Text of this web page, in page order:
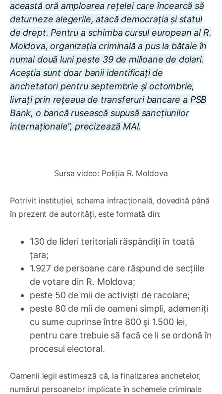
această oră amploarea rețelei care încearcă să
deturneze alegerile, atacă democrația și statul
de drept. Pentru a schimba cursul european al R.
Moldova, organizația criminală a pus la bătaie în
numai două luni peste 39 de milioane de dolari.
Aceștia sunt doar banii identificați de
anchetatori pentru septembrie și octombrie,
livrați prin rețeaua de transferuri bancare a PSB
Bank, o bancă rusească supusă sancțiunilor
internaționale”, precizează MAI.
Sursa video: Poliția R. Moldova
Potrivit instituției, schema infracțională, dovedită până
în prezent de autorități, este formată din:
130 de lideri teritoriali răspândiți în toată
țara;
1.927 de persoane care răspund de secțiile
de votare din R. Moldova;
peste 50 de mii de activiști de racolare;
peste 80 de mii de oameni simpli, ademeniți
cu sume cuprinse între 800 și 1.500 lei,
pentru care trebuie să facă ce li se ordonă în
procesul electoral.
Oamenii legii estimează că, la finalizarea anchetelor,
numărul persoanelor implicate în schemele criminale